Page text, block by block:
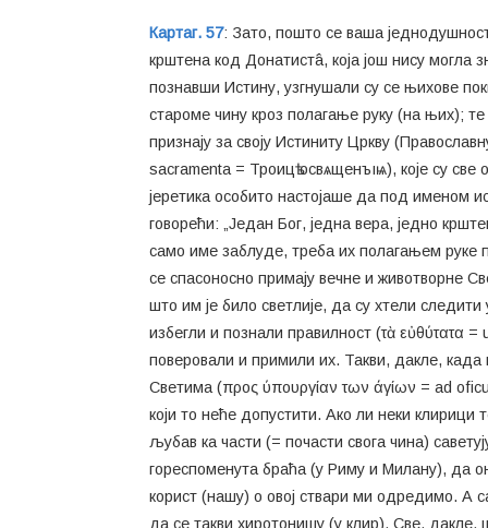
Картаг. 57: Зато, пошто се ваша
крштена код Донатистâ, која још нису
познавши Истину, узгнушали су се њихове
староме чину кроз полагање руку (на њих);
признају за своју Истиниту Цркву
sacramenta = Троицѣ освѧщенъıѩ), које су
јеретика особито настојаше да под именом
говорећи: „Један Бог, једна вера, једно
само име заблуде, треба их полагањем руке
се спасоносно примају вечне и животворне
што им је било светлије, да су хтели
избегли и познали правилност (τὰ εὐθύτατα
поверовали и примили их. Такви, дакле,
Светима (προς ύπουργίαν των άγίων = ad
који то неће допустити. Ако ли неки
љубав ка части (= почасти свога чина)
гореспоменута браћа (у Риму и Милану), да
корист (нашу) о овој ствари ми одредимо. А
да се такви хиротонишу (у клир). Све,